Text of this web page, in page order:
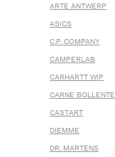
ARTE ANTWERP
ASICS
C.P. COMPANY
CAMPERLAB
CARHARTT WIP
CARNE BOLLENTE
CASTART
DIEMME
DR. MARTENS